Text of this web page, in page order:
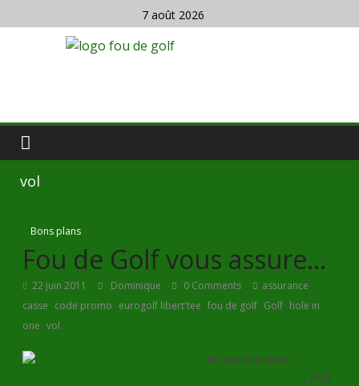
7 août 2026
vol
Bons plans
Fou de Golf vous assure…
22 juin 2011 Dominique 0 Comments assurance,
casse, code promo, eurogolf libert'tee,fou de golf, Golf, hole in
one,vol
En accord avec
, Fou